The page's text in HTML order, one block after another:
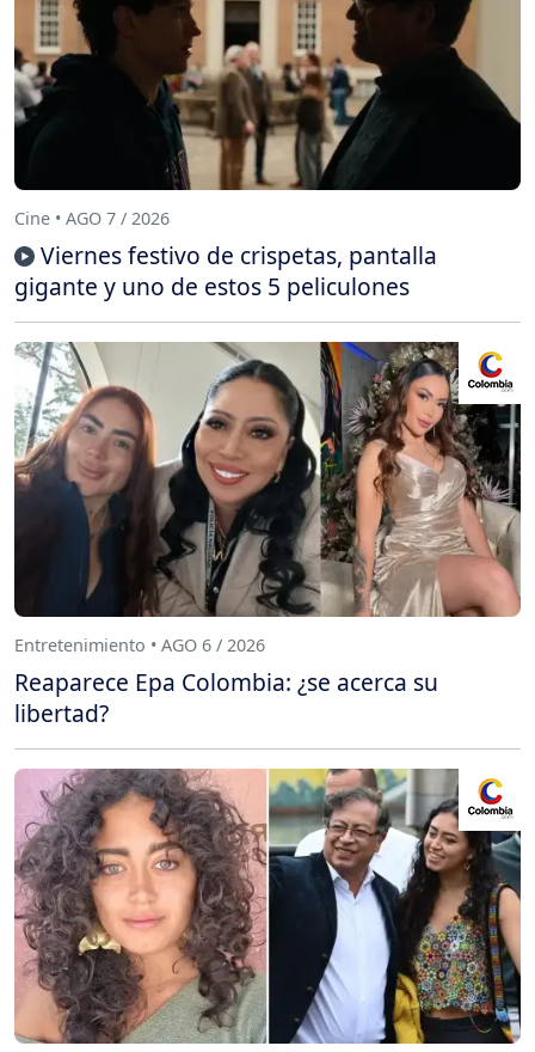
Cine • AGO 7 / 2026
Viernes festivo de crispetas, pantalla
gigante y uno de estos 5 peliculones
Entretenimiento • AGO 6 / 2026
Reaparece Epa Colombia: ¿se acerca su
libertad?